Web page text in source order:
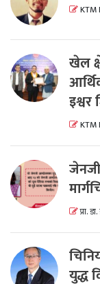
KTM
खेल
इश्वर
KTM
प्रा.
युद्ध